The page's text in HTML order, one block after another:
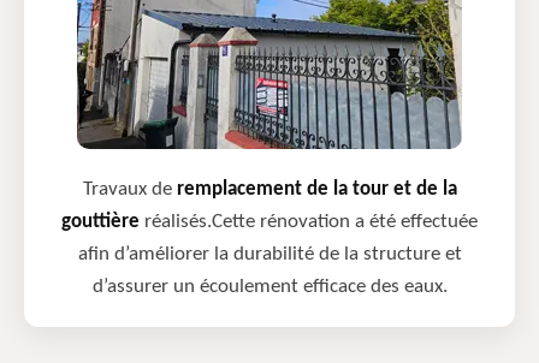
Travaux de remplacement de la tour et de la
gouttière réalisés.Cette rénovation a été effectuée
afin d’améliorer la durabilité de la structure et
d’assurer un écoulement efficace des eaux.